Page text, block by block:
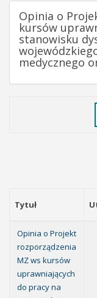
Opinia o
kursów
stanowisku
medycznego
Tytuł
Opinia o Projekt
rozporządzenia
MZ ws kursów
uprawniających
do pracy na